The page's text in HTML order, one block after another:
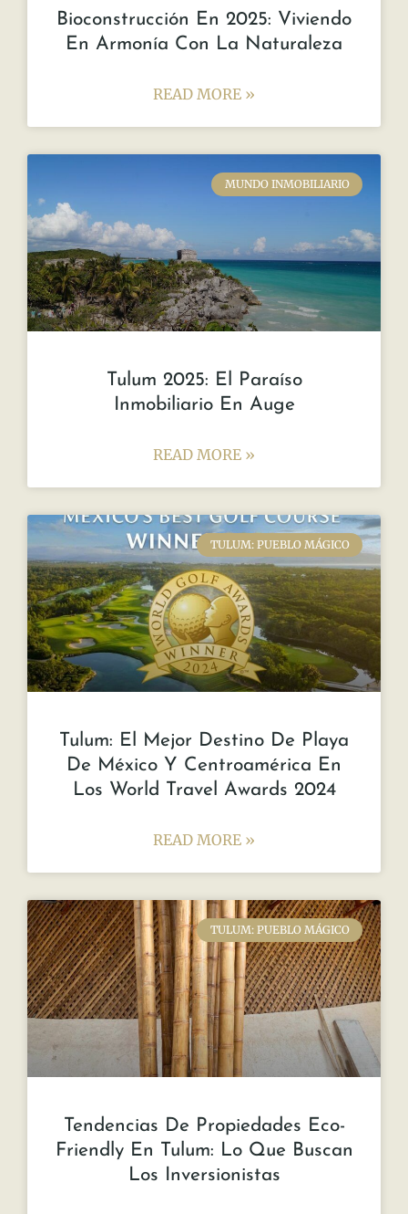
Bioconstrucción En 2025: Viviendo
En Armonía Con La Naturaleza
READ MORE »
MUNDO INMOBILIARIO
Tulum 2025: El Paraíso
Inmobiliario En Auge
READ MORE »
TULUM: PUEBLO MÁGICO
Tulum: El Mejor Destino De Playa
De México Y Centroamérica En
Los World Travel Awards 2024
READ MORE »
TULUM: PUEBLO MÁGICO
Tendencias De Propiedades Eco-
Friendly En Tulum: Lo Que Buscan
Los Inversionistas